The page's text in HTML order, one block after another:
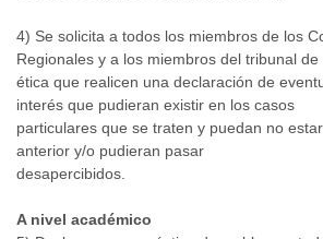
4) Se solicita a todos los miembros de los
Regionales y a los miembros del tribunal de
ética que realicen una declaración de
interés que pudieran existir en los casos
particulares que se traten y puedan no
anterior y/o pudieran pasar
desapercibidos.
A nivel académico